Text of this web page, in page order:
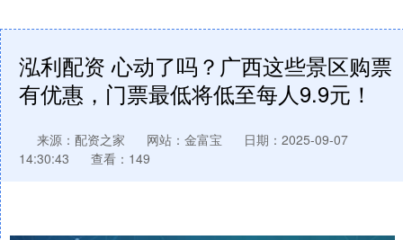
泓利配资 心动了吗？广西这些景区购票
有优惠，门票最低将低至每人9.9元！
来源：配资之家 网站：金富宝
日期：2025-09-07
14:30:43
查看：149